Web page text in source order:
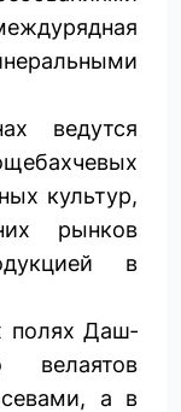
ведутся
культур,
рынков
в
полях Даш­
велаятов
а в